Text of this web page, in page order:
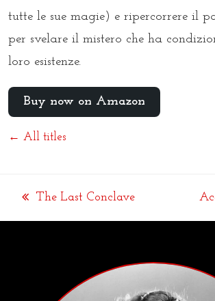
tutte le sue magie) e ripercorrere il
per svelare il mistero che ha
loro esistenze.
Buy now on Amazon
← All titles
post:
The Last Conclave